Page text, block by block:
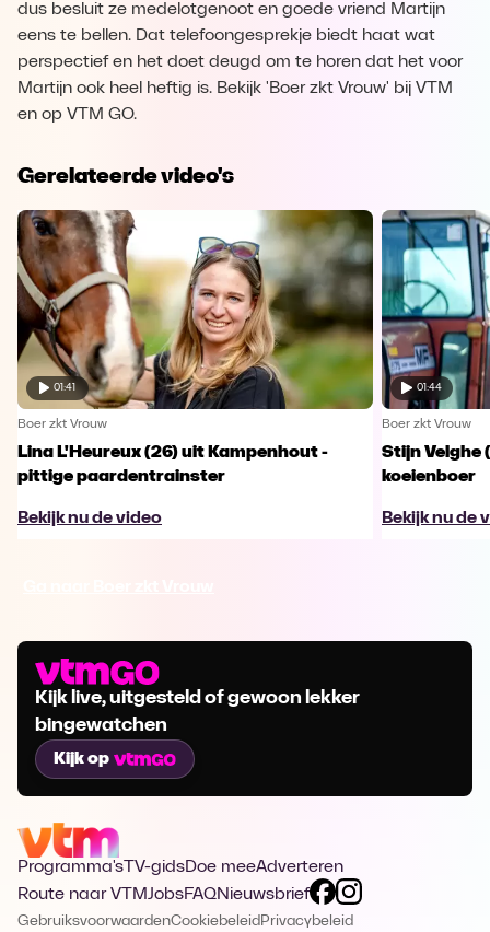
dus besluit ze medelotgenoot en goede vriend Martijn
eens te bellen. Dat telefoongesprekje biedt haat wat
perspectief en het doet deugd om te horen dat het voor
Martijn ook heel heftig is. Bekijk 'Boer zkt Vrouw' bij VTM
en op VTM GO.
Gerelateerde video's
01:41
Boer zkt Vrouw
Lina L'Heureux (26) uit Kampenhout -
pittige paardentrainster
Bekijk nu de video
01:44
Boer zkt Vrouw
Stijn Velghe
koeienboer
Bekijk nu de
Kijk live, uitgesteld of gewoon lekker
bingewatchen
Kijk op
Programma's TV-gidsDoe meeAdverteren
Route naar VTMJobsFAQNieuwsbrief
GebruiksvoorwaardenCookiebeleid Privacybeleid